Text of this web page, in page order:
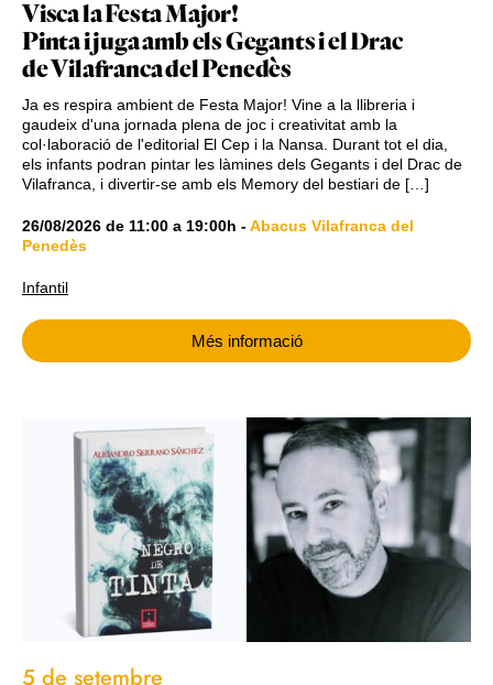
Visca la Festa Major!
Pinta i juga amb els Gegants i el Drac
de Vilafranca del Penedès
Ja es respira ambient de Festa Major! Vine a la llibreria i
gaudeix d'una jornada plena de joc i creativitat amb la
col·laboració de l'editorial El Cep i la Nansa. Durant tot el dia,
els infants podran pintar les làmines dels Gegants i del Drac de
Vilafranca, i divertir-se amb els Memory del bestiari de […]
26/08/2026 de 11:00 a 19:00h -Abacus Vilafranca del
Penedès
Infantil
Més informació
5 de setembre